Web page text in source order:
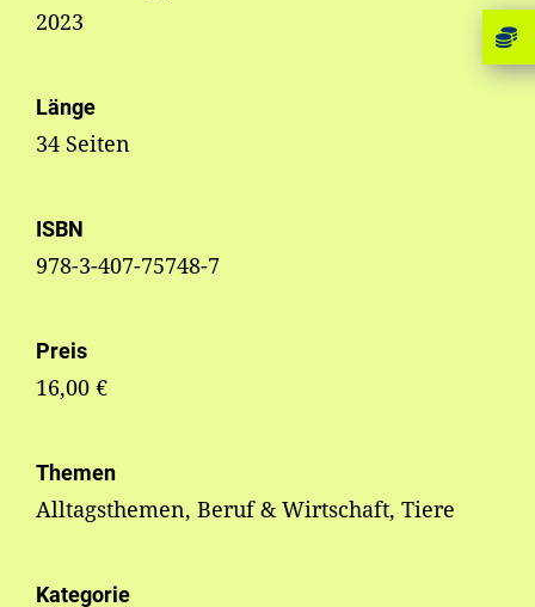
2023
Länge
34 Seiten
ISBN
978-3-407-75748-7
Preis
16,00 €
Themen
Alltagsthemen, Beruf & Wirtschaft, Tiere
Kategorie